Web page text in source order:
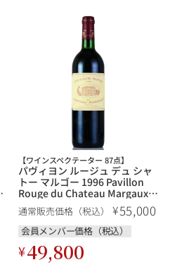
【ワインスペクテーター 87点】
パヴィヨン ルージュ デュ シャ
トー マルゴー 1996 Pavillon
Rouge du Chateau Margaux
フランス ボルドー 赤ワイン
通常販売価格（税込） ¥55,000
会員メンバー価格（税込）
¥49,800